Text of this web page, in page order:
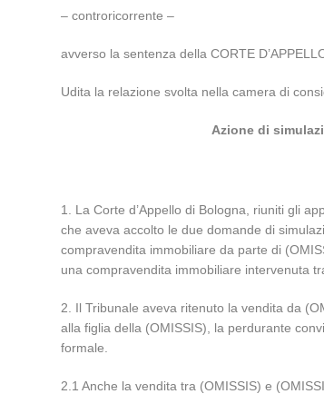
– controricorrente –
avverso la sentenza della CORTE
Udita la relazione svolta nella camera di
Azione di
1. La Corte d’Appello di Bologna, riuniti gli
che aveva accolto le due domande di
compravendita immobiliare da parte di
una compravendita immobiliare intervenuta
2. Il Tribunale aveva ritenuto la vendita da
alla figlia della (OMISSIS), la perdurante
formale.
2.1 Anche la vendita tra (OMISSIS) e